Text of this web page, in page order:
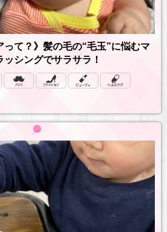
って？》髪の毛の“毛玉”に悩むマ
シングでサラサラ！